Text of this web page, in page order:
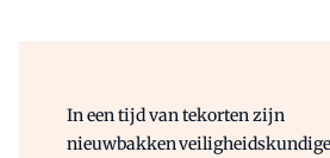
In een tijd van tekorten zijn
nieuwbakken